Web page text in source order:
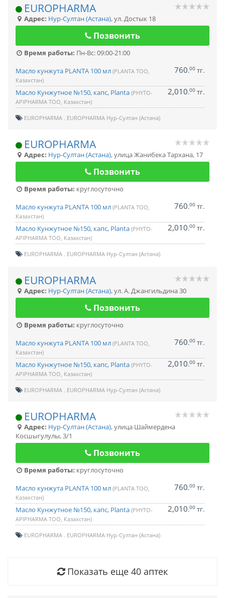
EUROPHARMA
Адрес: Нур-Султан (Астана),ул. Достык 18
Позвонить
Время работы: Пн-Вс: 09:00-21:00
Масло кунжута PLANTA 100 мл (PLANTA ТОО,
Казахстан)
760.00 тг.
Масло Кунжутное №150, капс, Planta (PHYTO-
APIPHARMA ТОО, Казахстан)
2,010.00 тг.
EUROPHARMA EUROPHARMA Нур-Султан (Астана)
EUROPHARMA
Адрес: Нур-Султан (Астана),улица Жанибека Тархана, 17
Позвонить
Время работы: круглосуточно
Масло кунжута PLANTA 100 мл (PLANTA ТОО,
Казахстан)
760.00 тг.
Масло Кунжутное №150, капс, Planta (PHYTO-
APIPHARMA ТОО, Казахстан)
2,010.00 тг.
EUROPHARMA EUROPHARMA Нур-Султан (Астана)
EUROPHARMA
Адрес: Нур-Султан (Астана),ул. А. Джангильдина 30
Позвонить
Время работы: круглосуточно
Масло кунжута PLANTA 100 мл (PLANTA ТОО,
Казахстан)
760.00 тг.
Масло Кунжутное №150, капс, Planta (PHYTO-
APIPHARMA ТОО, Казахстан)
2,010.00 тг.
EUROPHARMA EUROPHARMA Нур-Султан (Астана)
EUROPHARMA
Адрес: Нур-Султан (Астана),улица Шаймердена
Косшыгулулы, 3/1
Позвонить
Время работы: круглосуточно
Масло кунжута PLANTA 100 мл (PLANTA ТОО,
Казахстан)
760.00 тг.
Масло Кунжутное №150, капс, Planta (PHYTO-
APIPHARMA ТОО, Казахстан)
2,010.00 тг.
EUROPHARMA EUROPHARMA Нур-Султан (Астана)
Показать еще 40 аптек